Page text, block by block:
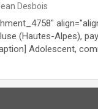
Desbois
(Hautes-Alpes),
Adolescent,